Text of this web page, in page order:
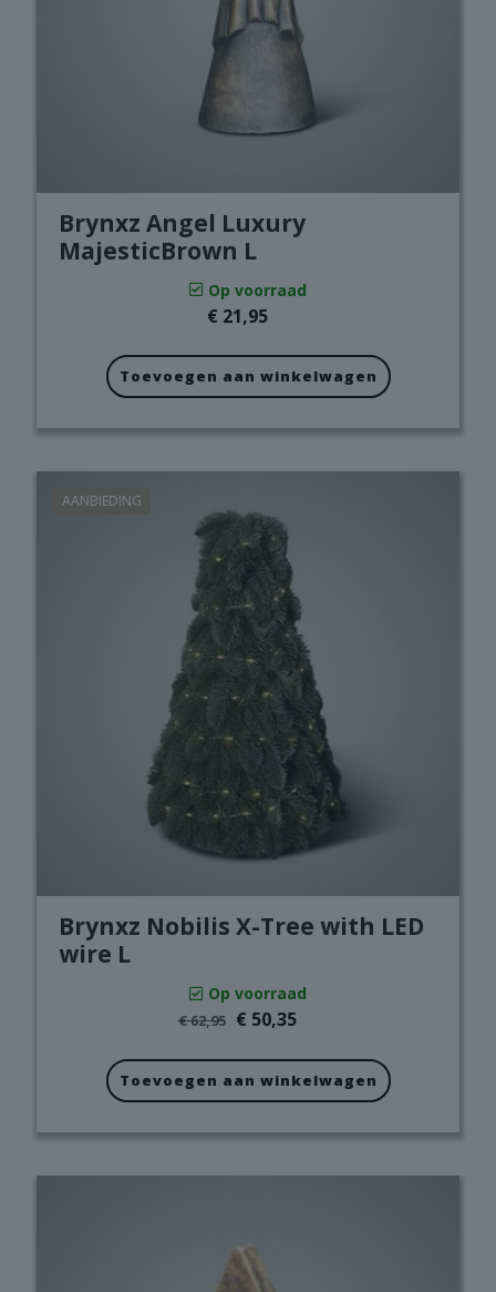
Brynxz Angel Luxury
MajesticBrown L
Op voorraad
€ 21,95
Toevoegen aan winkelwagen
AANBIEDING
Brynxz Nobilis X­-Tree with LED
wire L
Op voorraad
€62,95 Oorspronkelijke
was:
€ 62,95.
€ 50,35Huidige
is:
€ 50,35.
Toevoegen aan winkelwagen